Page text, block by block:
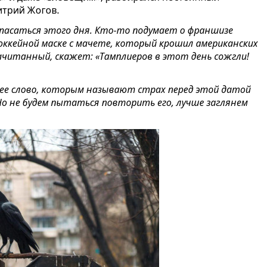
Жогов.
этого дня. Кто-то подумает о франшизе
маске с мачете, который крошил американских
скажет: «Тамплиеров в этот день сожгли!
слово, которым называют страх перед этой датой
не будем пытаться повторить его, лучше заглянем